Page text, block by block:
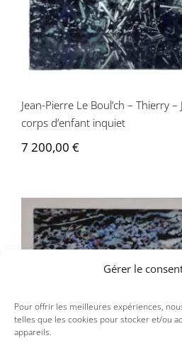
Gérer le
Pour offrir les meilleures expériences,
telles que les cookies pour stocker et/ou
appareils.
Jean-Pierre Le Boul’ch – Thierry
corps d’enfant inquiet
7 200,00 €
la guerre